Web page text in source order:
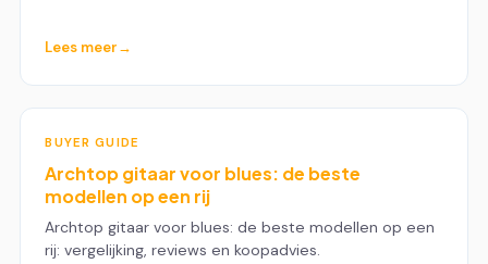
Lees meer
BUYER GUIDE
Archtop gitaar voor blues: de beste
modellen op een rij
Archtop gitaar voor blues: de beste modellen op een
rij: vergelijking, reviews en koopadvies.